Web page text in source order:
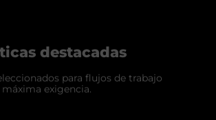
destacadas
para flujos de trabajo
exigencia.